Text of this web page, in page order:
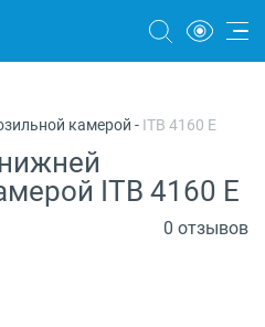
машины
камерой - ITB 4160 E
ITB 4160 E
0 отзывов